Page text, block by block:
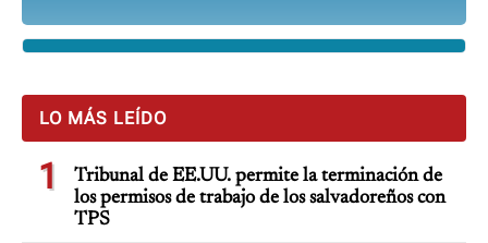
LO MÁS LEÍDO
1
Tribunal de EE.UU. permite la terminación de
los permisos de trabajo de los salvadoreños con
TPS